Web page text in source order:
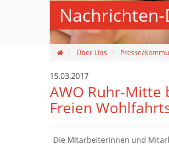
Über Uns Presse/
15.03.2017
AWO Ruhr-Mitte
Freien
Die Mitarbeiterinnen und